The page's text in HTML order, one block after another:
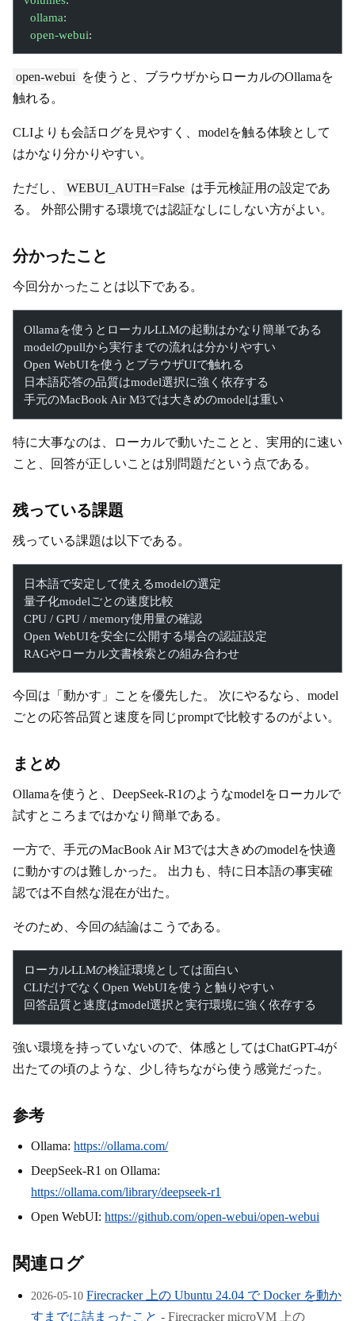
  ollama
:
  open-webui
:
open-webui
を使うと、ブラウザからローカルのOllamaを
触れる。
CLIよりも会話ログを見やすく、modelを触る体験として
はかなり分かりやすい。
ただし、 WEBUI_AUTH=False は手元検証用の設定であ
る。 外部公開する環境では認証なしにしない方がよい。
分かったこと
今回分かったことは以下である。
Ollamaを使うとローカルLLMの起動はかなり簡単である
modelのpullから実行までの流れは分かりやすい
Open WebUIを使うとブラウザUIで触れる
日本語応答の品質はmodel選択に強く依存する
手元のMacBook Air M3では大きめのmodelは重い
特に大事なのは、ローカルで動いたことと、実用的に速い
こと、回答が正しいことは別問題だという点である。
残っている課題
残っている課題は以下である。
日本語で安定して使えるmodelの選定
量子化modelごとの速度比較
CPU / GPU / memory使用量の確認
Open WebUIを安全に公開する場合の認証設定
RAGやローカル文書検索との組み合わせ
今回は「動かす」ことを優先した。 次にやるなら、model
ごとの応答品質と速度を同じpromptで比較するのがよい。
まとめ
Ollamaを使うと、DeepSeek-R1のようなmodelをローカルで
試すところまではかなり簡単である。
一方で、手元のMacBook Air M3では大きめのmodelを快適
に動かすのは難しかった。 出力も、特に日本語の事実確
認では不自然な混在が出た。
そのため、今回の結論はこうである。
ローカルLLMの検証環境としては面白い
CLIだけでなくOpen WebUIを使うと触りやすい
回答品質と速度はmodel選択と実行環境に強く依存する
強い環境を持っていないので、体感としてはChatGPT-4が
出たての頃のような、少し待ちながら使う感覚だった。
参考
Ollama:https://ollama.com/
DeepSeek-R1 on Ollama:
https://ollama.com/library/deepseek-r1
Open WebUI:https://github.com/open-webui/open-webui
関連ログ
2026-05-10 Firecracker 上の Ubuntu 24.04 で Docker を動か
すまでに詰まったこと- Firecracker microVM 上の